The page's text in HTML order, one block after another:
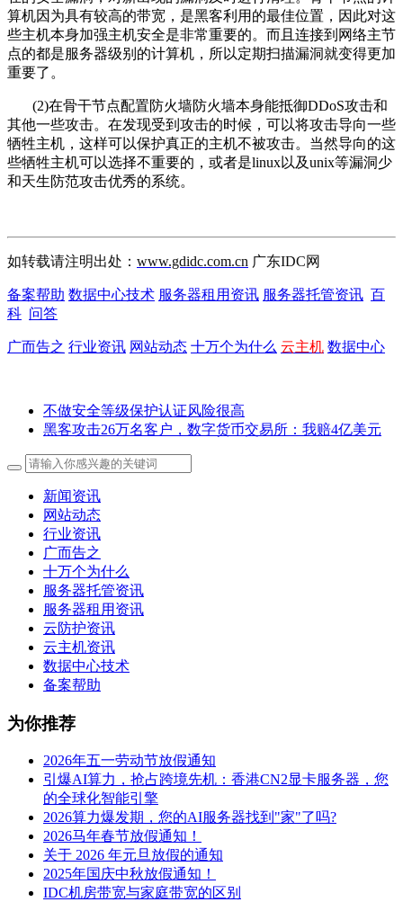
算机因为具有较高的带宽，是黑客利用的最佳位置，因此对这
些主机本身加强主机安全是非常重要的。而且连接到网络主节
点的都是服务器级别的计算机，所以定期扫描漏洞就变得更加
重要了。
(2)在骨干节点配置防火墙防火墙本身能抵御DDoS攻击和
其他一些攻击。在发现受到攻击的时候，可以将攻击导向一些
牺牲主机，这样可以保护真正的主机不被攻击。当然导向的这
些牺牲主机可以选择不重要的，或者是linux以及unix等漏洞少
和天生防范攻击优秀的系统。
如转载请注明出处： www.gdidc.com.cn 广东IDC网
备案帮助 数据中心技术 服务器租用资讯 服务器托管资讯 百
科 问答
广而告之 行业资讯 网站动态 十万个为什么 云主机 数据中心
不做安全等级保护认证风险很高
黑客攻击26万名客户，数字货币交易所：我赔4亿美元
新闻资讯
网站动态
行业资讯
广而告之
十万个为什么
服务器托管资讯
服务器租用资讯
云防护资讯
云主机资讯
数据中心技术
备案帮助
为你推荐
2026年五一劳动节放假通知
引爆AI算力，抢占跨境先机：香港CN2显卡服务器，您
的全球化智能引擎
2026算力爆发期，您的AI服务器找到"家"了吗?
2026马年春节放假通知！
关于 2026 年元旦放假的通知
2025年国庆中秋放假通知！
IDC机房带宽与家庭带宽的区别